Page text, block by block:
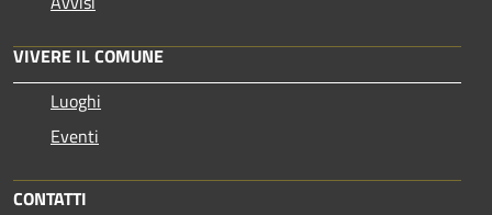
VIVERE IL COMUNE
Luoghi
Eventi
CONTATTI